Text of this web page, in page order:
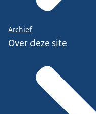
Archief
Over deze site